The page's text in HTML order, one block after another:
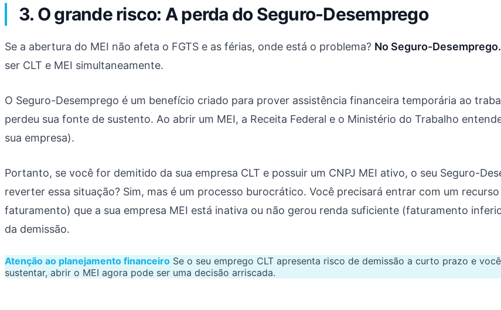
3. O grande risco: A perda do Seguro-Desemprego
Se a abertura do MEI não afeta o FGTS e as férias, onde está o problema? No Seguro-Desemprego.
ser CLT e MEI simultaneamente.
O Seguro-Desemprego é um benefício criado para prover assistência financeira temporária ao
perdeu sua fonte de sustento. Ao abrir um MEI, a Receita Federal e o Ministério do Trabalho
sua empresa).
Portanto, se você for demitido da sua empresa CLT e possuir um CNPJ MEI ativo, o seu Seguro-
reverter essa situação? Sim, mas é um processo burocrático. Você precisará entrar com um
faturamento) que a sua empresa MEI está inativa ou não gerou renda suficiente (faturamento
da demissão.
Atenção ao planejamento financeiro Se o seu emprego CLT apresenta risco de demissão a curto prazo e
sustentar, abrir o MEI agora pode ser uma decisão arriscada.